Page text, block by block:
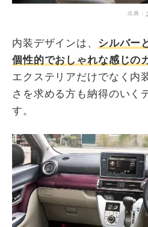
出典：
内装デザインは、 シルバー
個性的でおしゃれな感じの
エクステリアだけでなく内
さを求める方も納得のいく
す。